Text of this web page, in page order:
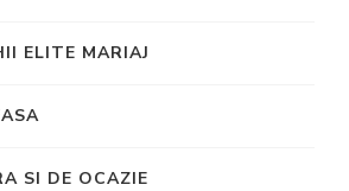
ELITE MARIAJ
SI DE OCAZIE